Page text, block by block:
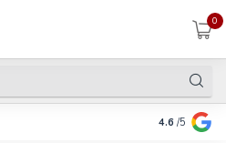
0
In 3 Raten
4.6 /5